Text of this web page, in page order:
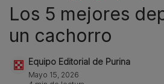
Los 5 mejores
un cachorro
Equipo Editorial de Purina
Mayo 15, 2026